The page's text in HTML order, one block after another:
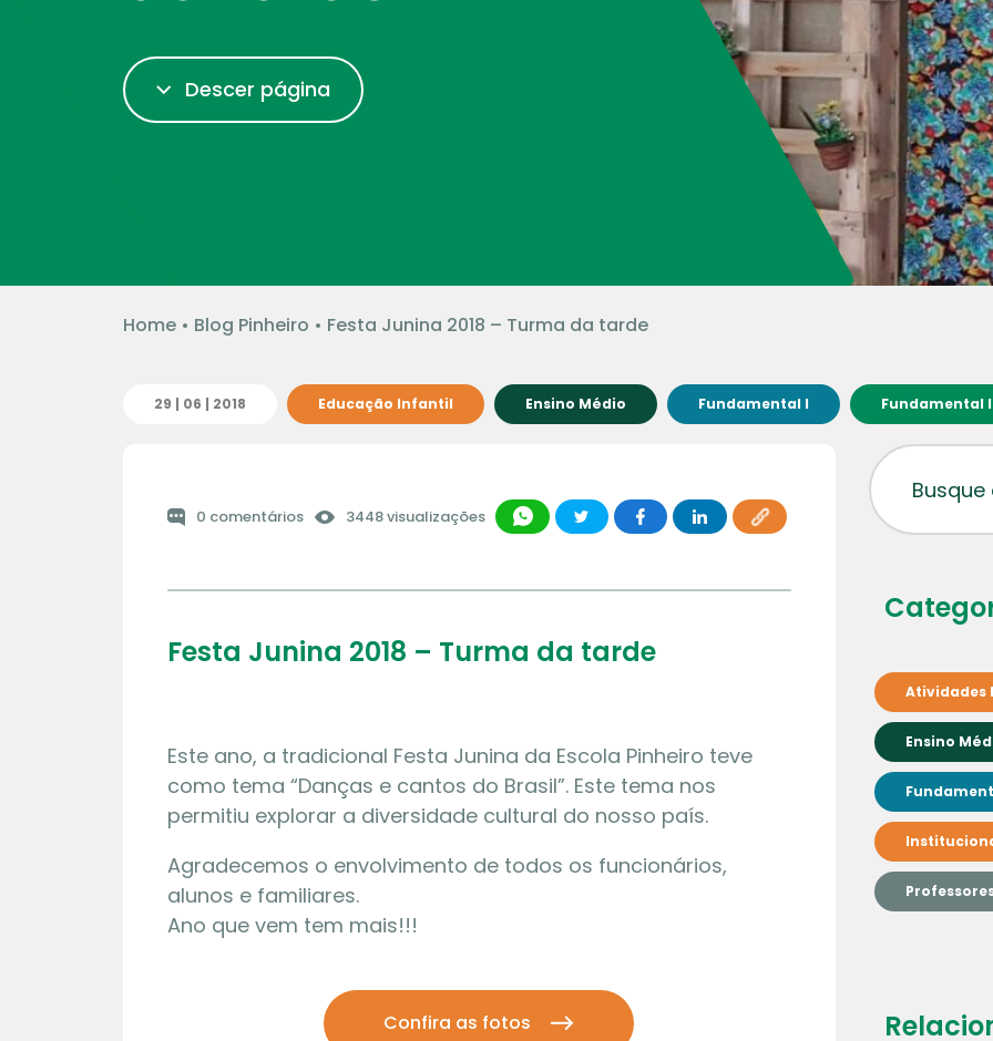
Descer página
Home• Blog Pinheiro • Festa Junina 2018 – Turma da tarde
29 | 06 | 2018 Educação Infantil Ensino Médio Fundamental I Fundamental
0 comentários 3448 visualizações
Festa Junina 2018 – Turma da tarde
Este ano, a tradicional Festa Junina da Escola Pinheiro teve
como tema “Danças e cantos do Brasil”. Este tema nos
permitiu explorar a diversidade cultural do nosso país.
Agradecemos o envolvimento de todos os funcionários,
alunos e familiares.
Ano que vem tem mais!!!
Confira as fotos
Atividades
Ensino